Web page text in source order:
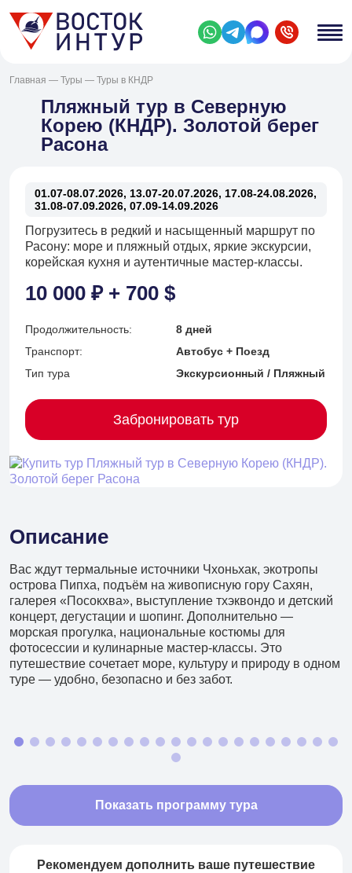
+7 (902) 485 96 34
Туры в Китай
Главная — Туры — Туры в КНДР
Пляжный тур в Северную
Корею (КНДР). Золотой берег
Расона
01.07-08.07.2026, 13.07-20.07.2026, 17.08-24.08.2026,
31.08-07.09.2026, 07.09-14.09.2026
Погрузитесь в редкий и насыщенный маршрут по
Расону: море и пляжный отдых, яркие экскурсии,
корейская кухня и аутентичные мастер‑классы.
10 000 ₽ + 700 $
Продолжительность:
8 дней
Транспорт:
Автобус + Поезд
Тип тура
Экскурсионный / Пляжный
Забронировать тур
Описание
Вас ждут термальные источники Чхоньхак, экотропы
острова Пипха, подъём на живописную гору Сахян,
галерея «Посокхва», выступление тхэквондо и детский
концерт, дегустации и шопинг. Дополнительно —
морская прогулка, национальные костюмы для
фотосессии и кулинарные мастер‑классы. Это
путешествие сочетает море, культуру и природу в одном
туре — удобно, безопасно и без забот.
Показать программу тура
Рекомендуем дополнить ваше путешествие